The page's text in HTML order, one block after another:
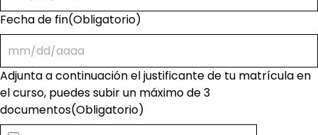
Fecha de fin(Obligatorio)
Adjunta a continuación el justificante de tu matrícula en
el curso, puedes subir un máximo de 3
documentos(Obligatorio)